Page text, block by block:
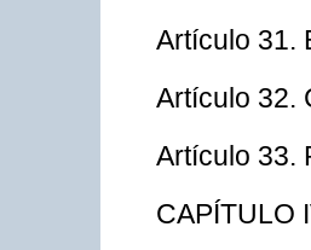
Artículo 31.
Artículo 32.
Artículo 33.
CAPÍTULO